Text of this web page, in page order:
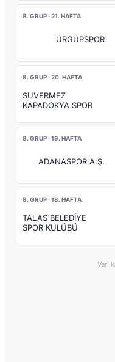
8. GRUP · 21. HAFTA
ÜRGÜPSPOR
8. GRUP · 20. HAFTA
SUVERMEZ
KAPADOKYA SPOR
8. GRUP · 19. HAFTA
ADANASPOR A.Ş.
8. GRUP · 18. HAFTA
TALAS BELEDİYE
SPOR KULÜBÜ
Veri